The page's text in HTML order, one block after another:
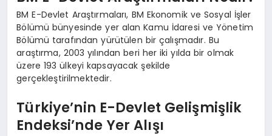
BM E-Devlet Araştırmaları, BM Ekonomik ve Sosyal İşler
Bölümü bünyesinde yer alan Kamu İdaresi ve Yönetim
Bölümü tarafından yürütülen bir çalışmadır. Bu
araştırma, 2003 yılından beri her iki yılda bir olmak
üzere 193 ülkeyi kapsayacak şekilde
gerçekleştirilmektedir.
Türkiye’nin E-Devlet Gelişmişlik
Endeksi’nde Yer Alışı